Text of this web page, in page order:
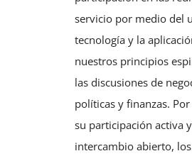
servicio por medio del
tecnología y la
nuestros principios
las discusiones de
políticas y finanzas.
su participación activa
intercambio abierto, los